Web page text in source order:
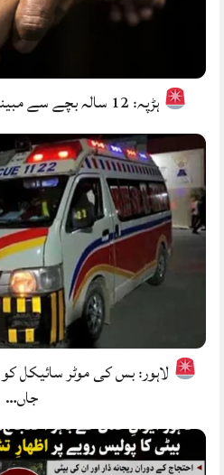
ہڑپہ: 12 سالہ بچے سے مبینہ زیادتی، 3 ملزمان گرفتار.
لاہور: بس کی موٹر سائیکل کو
جاں…